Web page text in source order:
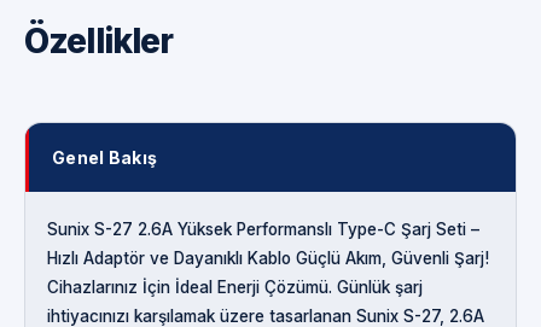
Özellikler
Genel Bakış
Sunix S-27 2.6A Yüksek Performanslı Type-C Şarj Seti –
Hızlı Adaptör ve Dayanıklı Kablo Güçlü Akım, Güvenli Şarj!
Cihazlarınız İçin İdeal Enerji Çözümü. Günlük şarj
ihtiyacınızı karşılamak üzere tasarlanan Sunix S-27, 2.6A